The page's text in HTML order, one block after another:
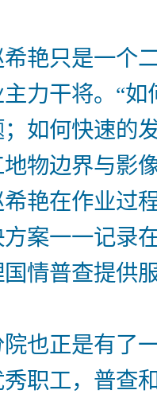
希艳只是一个
主力干将。“
；如何快速的
地物边界与影
希艳在作业过
方案一一记录
国情普查提供
院也正是有了
秀职工，普查